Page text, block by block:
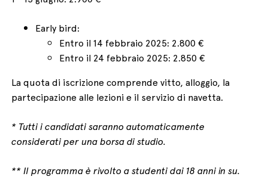
Early bird:
Entro il 14 febbraio 2025: 2.800 €
Entro il 24 febbraio 2025: 2.850 €
La quota di iscrizione comprende vitto, alloggio, la
partecipazione alle lezioni e il servizio di navetta.
* Tutti i candidati saranno automaticamente
considerati per una borsa di studio.
** Il programma è rivolto a studenti dai 18 anni in su.